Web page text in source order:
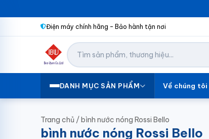
Điện máy chính hãng – Bảo hành tận nơi
DANH MỤC SẢN PHẨM Về chúng tôi
Trang chủ /bình nước nóng Rossi Bello
bình nước nóng Rossi Bello